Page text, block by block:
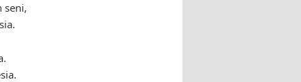
seni,